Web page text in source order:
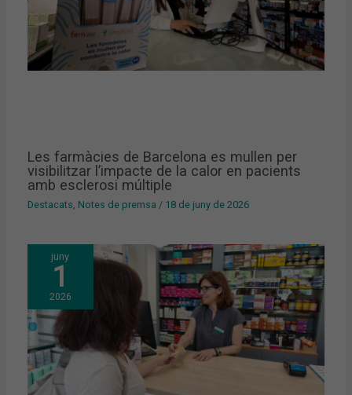
Les farmàcies de Barcelona es mullen per
visibilitzar l’impacte de la calor en pacients
amb esclerosi múltiple
Destacats, Notes de premsa / 18 de juny de 2026
juny
1
2026